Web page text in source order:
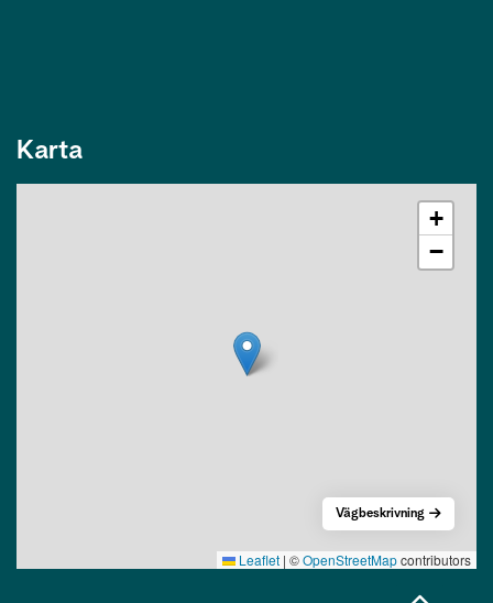
Karta
+
−
Leaflet | ©OpenStreetMapcontributors
Vägbeskrivning